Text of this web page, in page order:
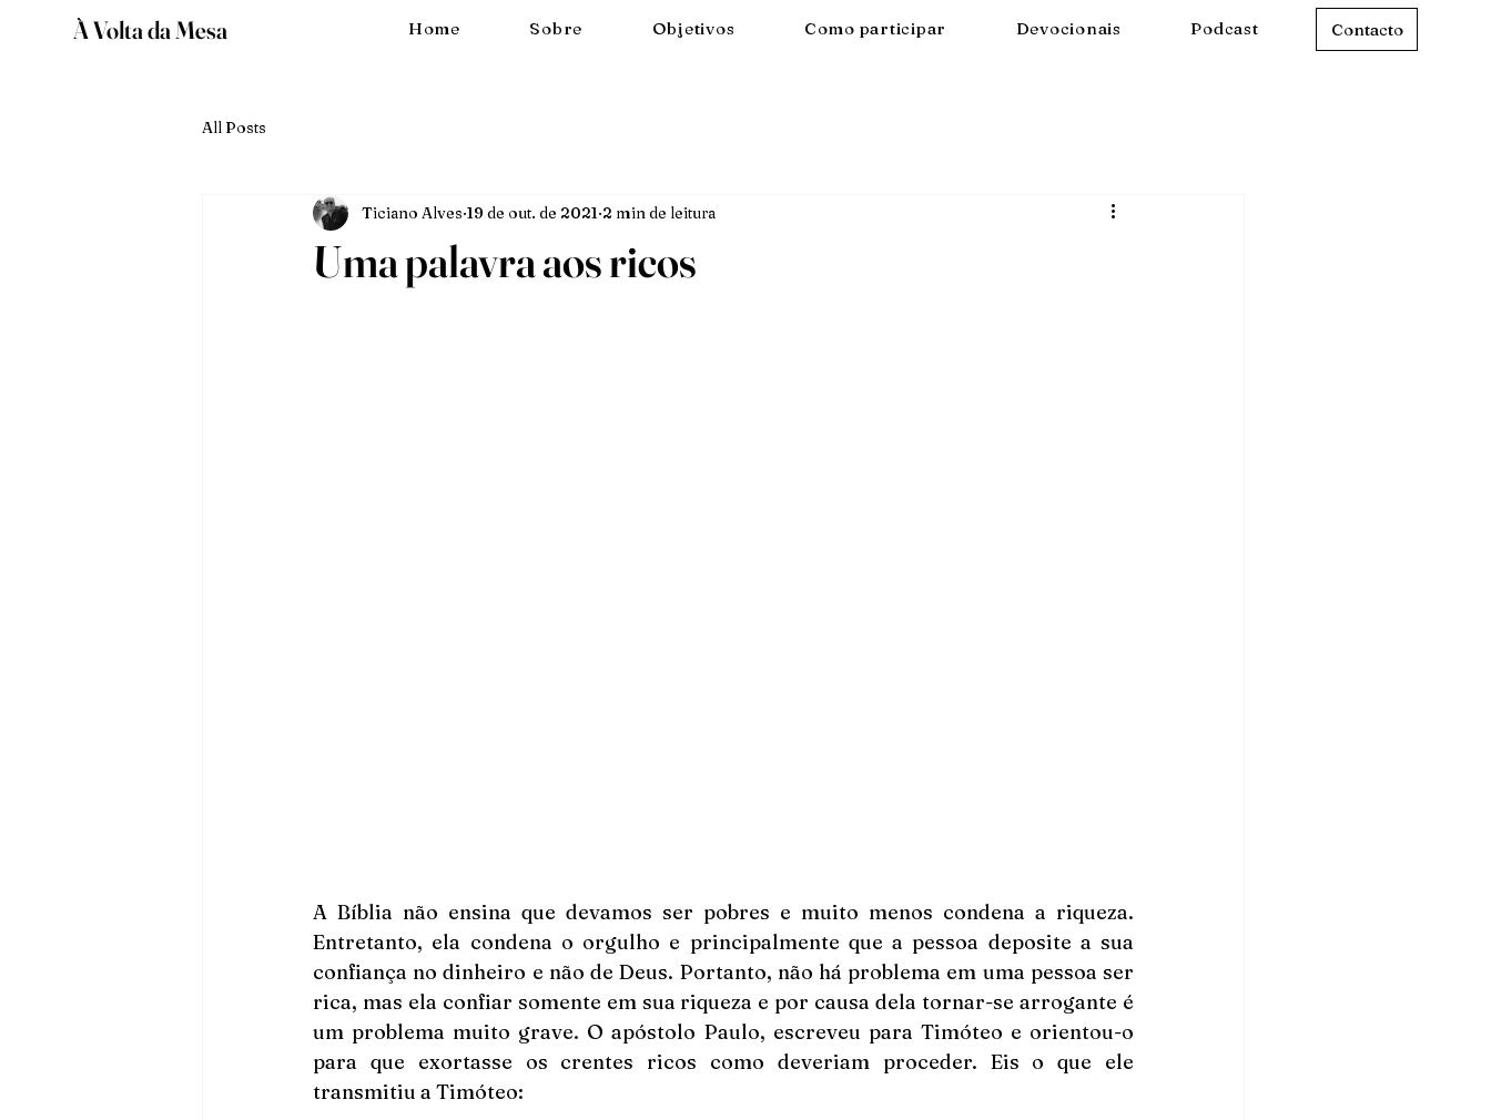
À Volta da Mesa Home Sobre Objetivos Como participar Devocionais Podcast Contacto
All Posts
Uma palavra aos ricos
Ticiano Alves 19 de out. de 2021 2 min de leitura
A Bíblia não ensina que devamos ser pobres e muito menos condena a riqueza.
Entretanto, ela condena o orgulho e principalmente que a pessoa deposite a sua
confiança no dinheiro e não de Deus. Portanto, não há problema em uma pessoa ser
rica, mas ela confiar somente em sua riqueza e por causa dela tornar-se arrogante é
um problema muito grave. O apóstolo Paulo, escreveu para Timóteo e orientou-o
para que exortasse os crentes ricos como deveriam proceder. Eis o que ele
transmitiu a Timóteo: